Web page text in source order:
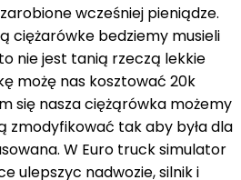
wcześniej pieniądze.
ciężarówke bedziemy musieli
nie jest tanią rzeczą lekkie
możę nas kosztować 20k
się nasza ciężąrówka możemy
zmodyfikować tak aby była dla
W Euro truck simulator
ulepszyc nadwozie, silnik i